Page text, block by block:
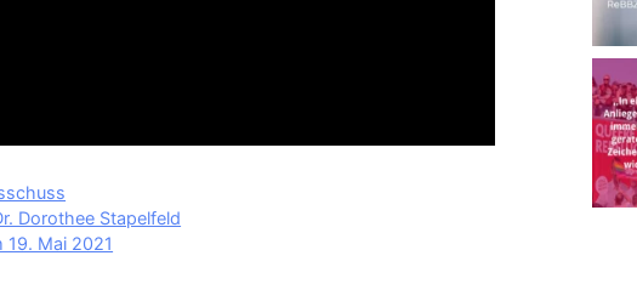
Dorothee Stapelfeld
19. Mai 2021